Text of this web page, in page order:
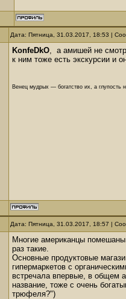
Дата: Пятница, 31.03.2017, 18:53 |
KonfeDkO, а амишей не
к ним тоже есть экскурсии и
Венец мудрых — богатство их, а глупость
Дата: Пятница, 31.03.2017, 18:57 |
Многие американцы помешаны
раз такие.
Основные продуктовые
гипермаркетов с
встречала впервые, в общем
название, тоже с очень
трюфеля?")